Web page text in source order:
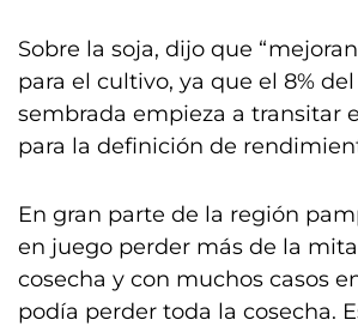
Sobre la soja, dijo que
para el cultivo, ya que el 8% del
sembrada empieza a transitar
para la definición de
En gran parte de la región
en juego perder más de la
cosecha y con muchos casos
podía perder toda la cosecha.